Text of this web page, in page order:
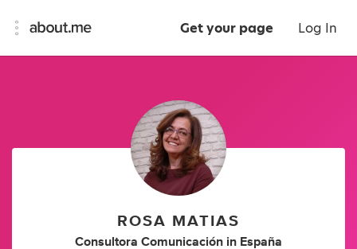
Get your page Log In
ROSA MATIAS
Consultora Comunicación in España